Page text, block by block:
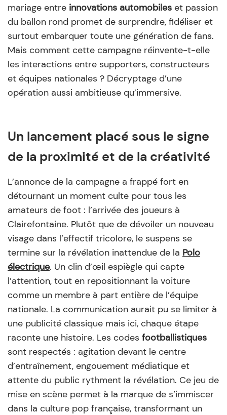
mariage entre innovations automobiles et passion
du ballon rond promet de surprendre, fidéliser et
surtout embarquer toute une génération de fans.
Mais comment cette campagne réinvente-t-elle
les interactions entre supporters, constructeurs
et équipes nationales ? Décryptage d’une
opération aussi ambitieuse qu’immersive.
Un lancement placé sous le signe
de la proximité et de la créativité
L’annonce de la campagne a frappé fort en
détournant un moment culte pour tous les
amateurs de foot : l’arrivée des joueurs à
Clairefontaine. Plutôt que de dévoiler un nouveau
visage dans l’effectif tricolore, le suspens se
termine sur la révélation inattendue de la Polo
électrique. Un clin d’œil espiègle qui capte
l’attention, tout en repositionnant la voiture
comme un membre à part entière de l’équipe
nationale. La communication aurait pu se limiter à
une publicité classique mais ici, chaque étape
raconte une histoire. Les codes footballistiques
sont respectés : agitation devant le centre
d’entraînement, engouement médiatique et
attente du public rythment la révélation. Ce jeu de
mise en scène permet à la marque de s’immiscer
dans la culture pop française, transformant un